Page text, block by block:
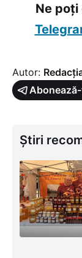
Ne
Autor:
Știri